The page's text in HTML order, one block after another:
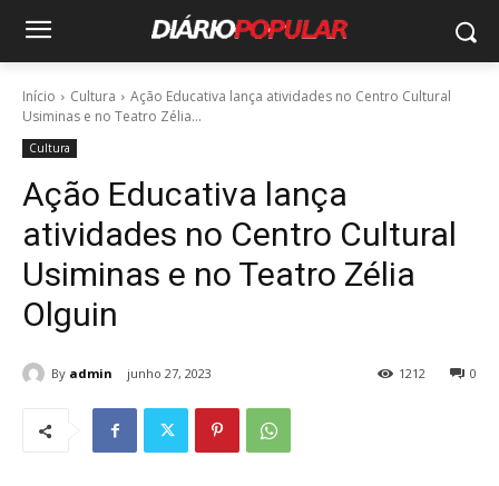
Início Cultura
Ação Educativa lança atividades no Centro Cultural
Usiminas e no Teatro Zélia...
Cultura
Ação Educativa lança
atividades no Centro Cultural
Usiminas e no Teatro Zélia
Olguin
By admin junho 27, 2023 0
1212